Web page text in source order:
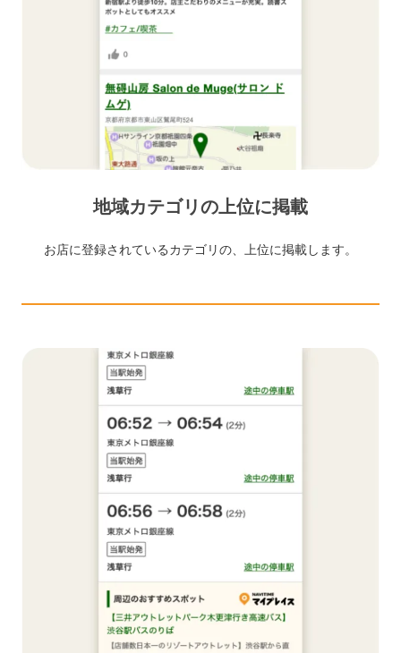
地域カテゴリの上位に掲載
お店に登録されているカテゴリの、上位に掲載します。